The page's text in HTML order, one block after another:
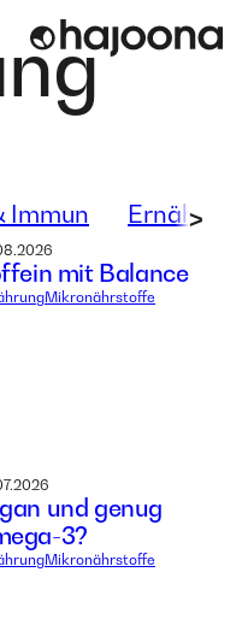
>
Immun
mit Balance
Mikronährstoffe
und genug
3?
Mikronährstoffe